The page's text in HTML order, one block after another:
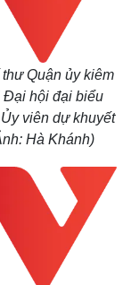
Quận ủy kiêm
Đại hội đại biểu
viên dự khuyết
Hà Khánh)